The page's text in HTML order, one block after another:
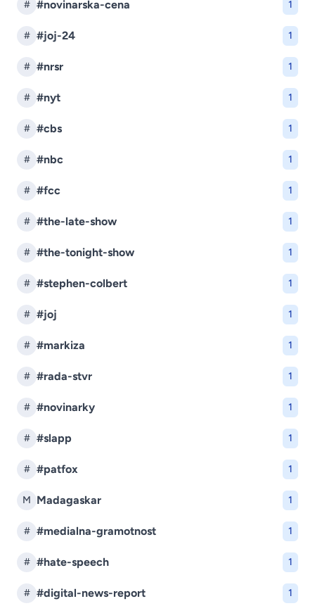
# #novinarska-cena 1
# #joj-24 1
# #nrsr 1
# #nyt 1
# #cbs 1
# #nbc 1
# #fcc 1
# #the-late-show 1
# #the-tonight-show 1
# #stephen-colbert 1
# #joj 1
# #markiza 1
# #rada-stvr 1
# #novinarky 1
# #slapp 1
# #patfox 1
M Madagaskar 1
# #medialna-gramotnost 1
# #hate-speech 1
# #digital-news-report 1